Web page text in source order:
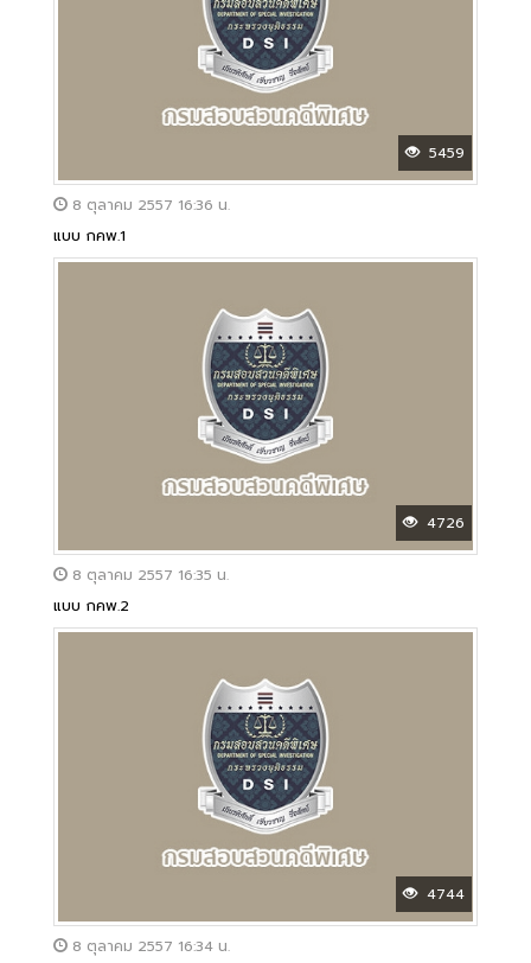
5459
8 ตุลาคม 2557 16:36 น.
แบบ กคพ.1
4726
8 ตุลาคม 2557 16:35 น.
แบบ กคพ.2
4744
8 ตุลาคม 2557 16:34 น.